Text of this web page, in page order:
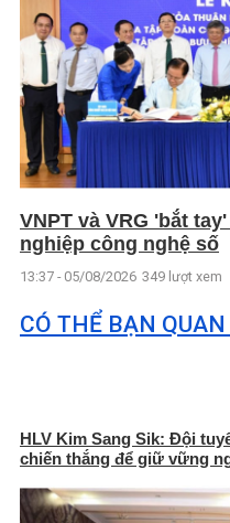
VNPT và VRG 'bắt
nghiệp công nghệ số
13:37 - 05/08/2026 349 lượt xem
CÓ THỂ BẠN
HLV Kim Sang Sik: Đội
chiến thắng để giữ vững